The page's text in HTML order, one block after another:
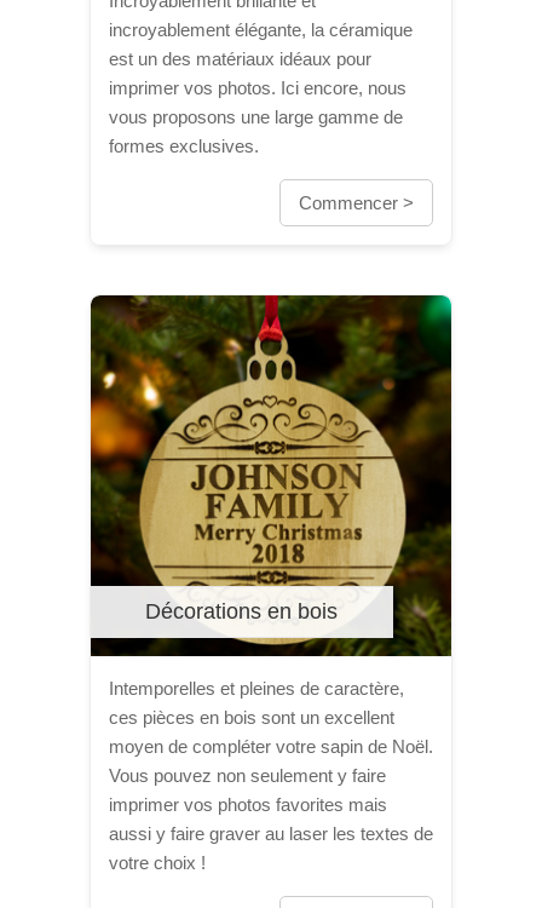
incroyablement élégante, la céramique
est un des matériaux idéaux pour
imprimer vos photos. Ici encore, nous
vous proposons une large gamme de
formes exclusives.
Commencer >
Décorations en bois
Intemporelles et pleines de caractère,
ces pièces en bois sont un excellent
moyen de compléter votre sapin de Noël.
Vous pouvez non seulement y faire
imprimer vos photos favorites mais
aussi y faire graver au laser les textes de
votre choix !